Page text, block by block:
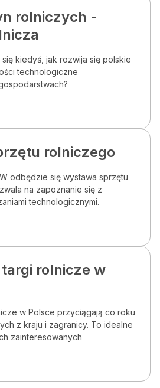
rolniczych -
kiedyś, jak rozwija się polskie
technologiczne
rolniczego
odbędzie się wystawa sprzętu
na zapoznanie się z
technologicznymi.
rolnicze w
w Polsce przyciągają co roku
z kraju i zagranicy. To idealne
zainteresowanych